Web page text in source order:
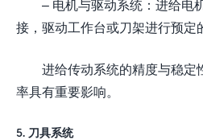
– 电机与驱动系统：进给电
接，驱动工作台或刀架进行预定
进给传动系统的精度与稳定
率具有重要影响。
5. 刀具系统